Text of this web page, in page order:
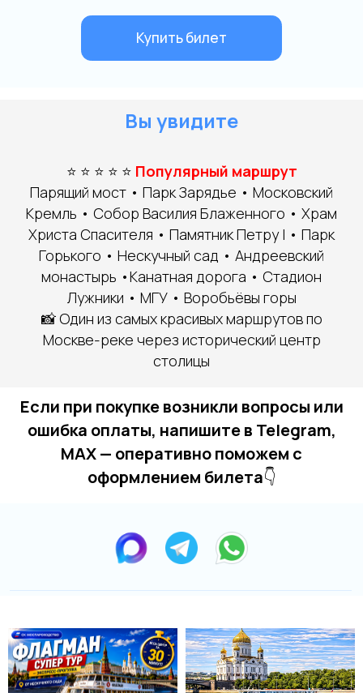
Вы увидите
⭐ ⭐ ⭐ ⭐ ⭐ Популярный маршрут
Парящий мост • Парк Зарядье • Московский
Кремль • Собор Василия Блаженного • Храм
Христа Спасителя • Памятник Петру I • Парк
Горького • Нескучный сад • Андреевский
монастырь •Канатная дорога • Стадион
Лужники • МГУ • Воробьёвы горы
📸 Один из самых красивых маршрутов по
Москве-реке через исторический центр
столицы
Если при покупке возникли вопросы или
ошибка оплаты, напишите в Telegram,
MAX — оперативно поможем с
оформлением билета👇